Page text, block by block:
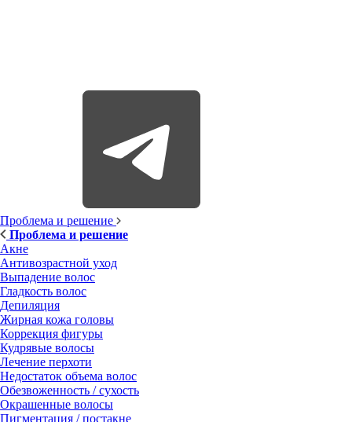
Проблема и решение
Проблема и решение
Акне
Антивозрастной уход
Выпадение волос
Гладкость волос
Депиляция
Жирная кожа головы
Коррекция фигуры
Кудрявые волосы
Лечение перхоти
Недостаток объема волос
Обезвоженность / сухость
Окрашенные волосы
Пигментация / постакне